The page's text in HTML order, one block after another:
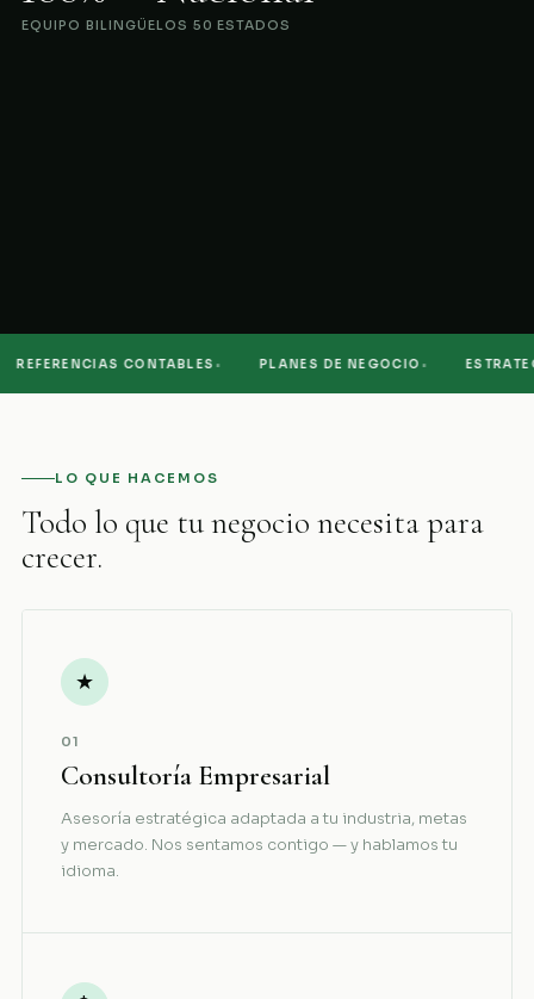
EQUIPO BILINGÜELOS 50 ESTADOS
CONTABLES· PLANES DE NEGOCIO·
LO QUE HACEMOS
Todo lo que tu negocio necesita para
crecer.
★
01
Consultoría Empresarial
Asesoría estratégica adaptada a tu industria, metas
y mercado. Nos sentamos contigo — y hablamos tu
idioma.